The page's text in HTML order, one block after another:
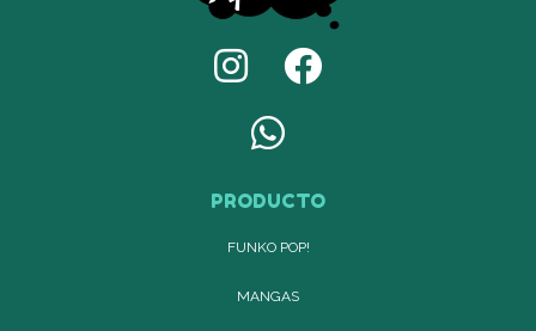
PRODUCTO
FUNKO POP!
MANGAS